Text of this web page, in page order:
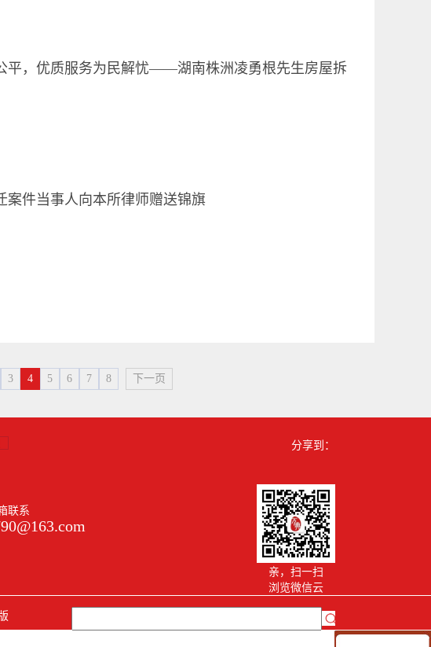
平，优质服务为民解忧——湖南株洲凌勇根先生房屋拆
案件当事人向本所律师赠送锦旗
3 4 5 6 7 8 下一页
分享到：
联系
亲，扫一扫
浏览微信云